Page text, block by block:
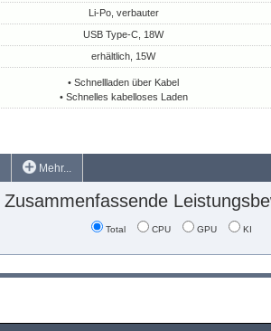
Li-Po, verbauter
USB Type-C, 18W
erhältlich, 15W
• Schnellladen über Kabel
• Schnelles kabelloses Laden
Mehr...
Zusammenfassende
Total CPU GPU KI